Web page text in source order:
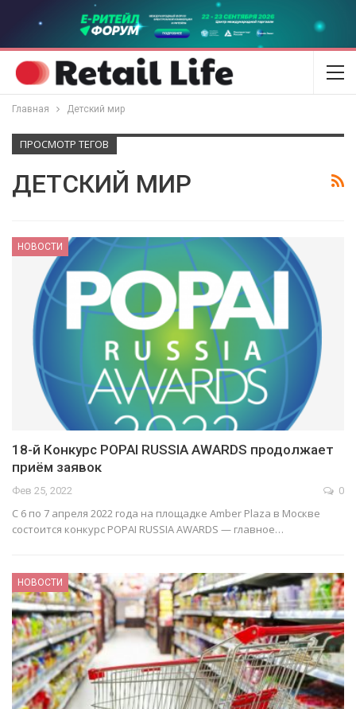
Главная Детский мир
ПРОСМОТР ТЕГОВ
ДЕТСКИЙ МИР
НОВОСТИ
18-й Конкурс POPAI RUSSIA AWARDS продолжает
приём заявок
Фев 25, 2022 0
С 6 по 7 апреля 2022 года на площадке Amber Plaza в Москве
состоится конкурс POPAI RUSSIA AWARDS — главное…
НОВОСТИ